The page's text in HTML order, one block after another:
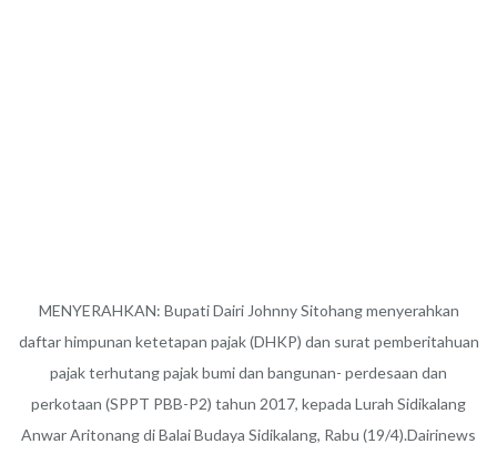
MENYERAHKAN: Bupati Dairi Johnny Sitohang menyerahkan
daftar himpunan ketetapan pajak (DHKP) dan surat pemberitahuan
pajak terhutang pajak bumi dan bangunan- perdesaan dan
perkotaan (SPPT PBB-P2) tahun 2017, kepada Lurah Sidikalang
Anwar Aritonang di Balai Budaya Sidikalang, Rabu (19/4).Dairinews